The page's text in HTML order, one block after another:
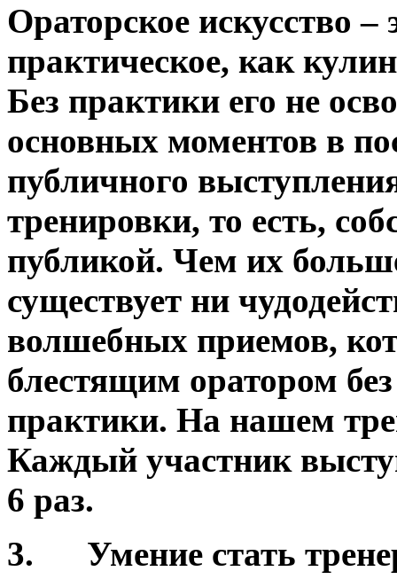
Ораторское искусство –
практическое, как
Без практики его не
основных моментов в
публичного
тренировки, то есть,
публикой. Чем их
существует ни
волшебных приемов,
блестящим оратором
практики. На нашем
Каждый участник
6 раз.
3. Умение стать